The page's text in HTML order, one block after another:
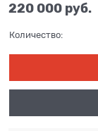
220 000 руб.
Количество: